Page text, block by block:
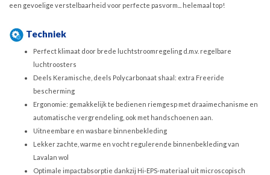
een gevoelige verstelbaarheid voor perfecte pasvorm... helemaal top!
Techniek
Perfect klimaat door brede luchtstroomregeling d.m.v. regelbare
luchtroosters
Deels Keramische, deels Polycarbonaat shaal: extra Freeride
bescherming
Ergonomie: gemakkelijk te bedienen riemgesp met draaimechanisme en
automatische vergrendeling, ook met handschoenen aan.
Uitneembare en wasbare binnenbekleding
Lekker zachte, warme en vocht regulerende binnenbekleding van
Lavalan wol
Optimale impactabsorptie dankzij Hi-EPS-materiaal uit microscopisch